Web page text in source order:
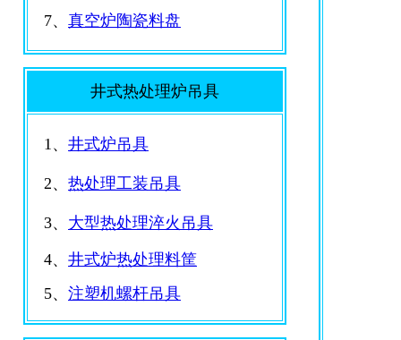
7、 真空炉陶瓷料盘
井式热处理炉吊具
1、 井式炉吊具
2、 热处理工装吊具
3、 大型热处理淬火吊具
4、 井式炉热处理料筐
5、 注塑机螺杆吊具